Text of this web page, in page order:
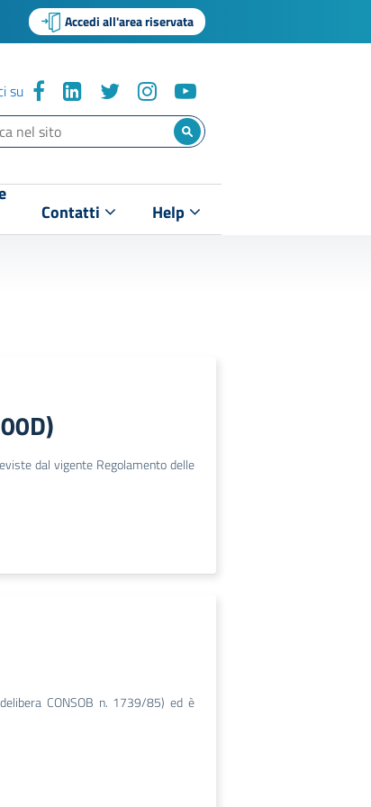
Accedi all'area riservata
su
Contatti Help
dal vigente Regolamento delle
CONSOB n. 1739/85) ed è